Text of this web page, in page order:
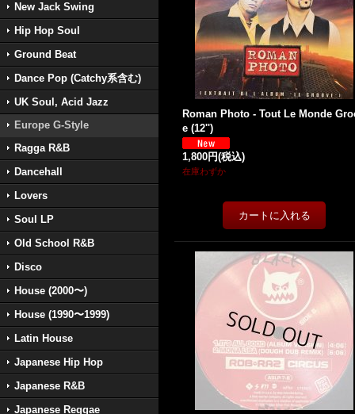
New Jack Swing
Hip Hop Soul
Ground Beat
Dance Pop (Catchy系含む)
UK Soul, Acid Jazz
Europe G-Style
Ragga R&B
Dancehall
Lovers
Soul LP
Old School R&B
Disco
House (2000〜)
House (1990〜1999)
Latin House
Japanese Hip Hop
Japanese R&B
Japanese Reggae
Roman Photo - Tout Le Monde
e (12'')
1,800円(税込)
在庫わずか